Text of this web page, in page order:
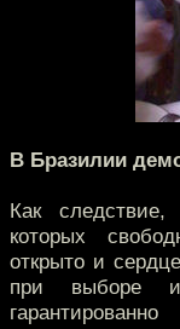
В Бразилии
Как
которых
открыто и
при выборе